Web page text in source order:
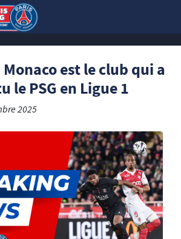
est le club qui a
le PSG en Ligue 1
2025